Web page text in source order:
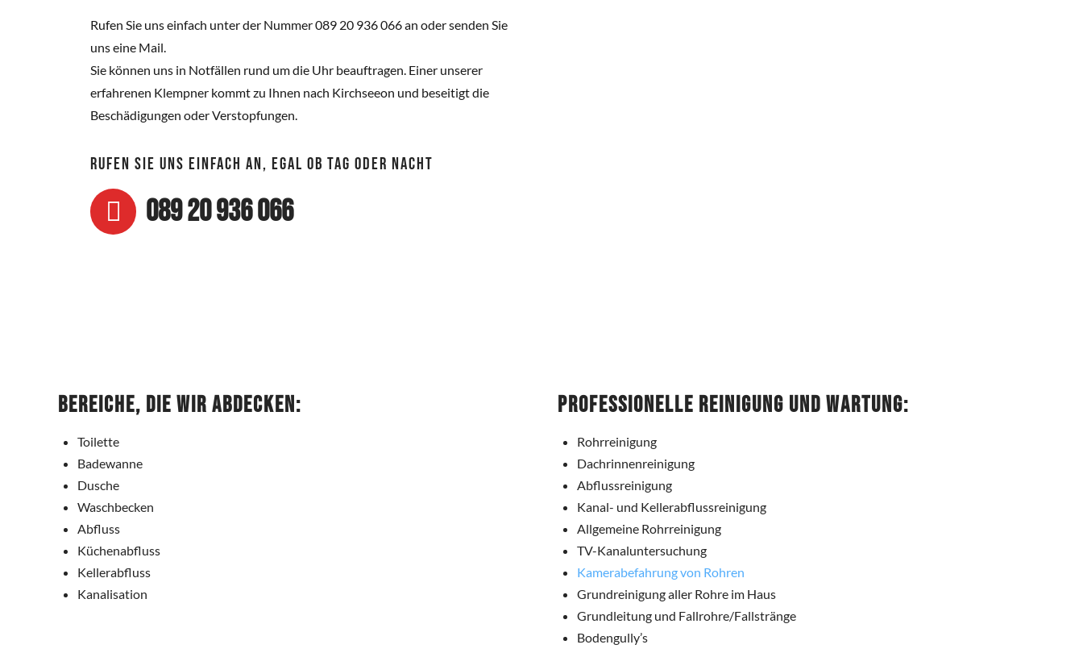
Rufen Sie uns einfach unter der Nummer 089 20 936 066 an oder senden Sie
uns eine Mail.
Sie können uns in Notfällen rund um die Uhr beauftragen. Einer unserer
erfahrenen Klempner kommt zu Ihnen nach Kirchseeon und beseitigt die
Beschädigungen oder Verstopfungen.
RUFEN SIE UNS EINFACH AN, EGAL OB TAG ODER NACHT
089 20 936 066
Bereiche, die wir abdecken:
Toilette
Badewanne
Dusche
Waschbecken
Abfluss
Küchenabfluss
Kellerabfluss
Kanalisation
Professionelle Reinigung und Wartung:
Rohrreinigung
Dachrinnenreinigung
Abflussreinigung
Kanal- und Kellerabflussreinigung
Allgemeine Rohrreinigung
TV-Kanaluntersuchung
Kamerabefahrung von Rohren
Grundreinigung aller Rohre im Haus
Grundleitung und Fallrohre/Fallstränge
Bodengully’s